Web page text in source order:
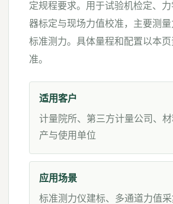
定规程要求。用于试验机检定、
器标定与现场力值校准，主要测
标准测力。具体量程和配置以本
准。
适用客户
计量院所、第三方计量公司、
产与使用单位
应用场景
标准测力仪建标、多通道力值